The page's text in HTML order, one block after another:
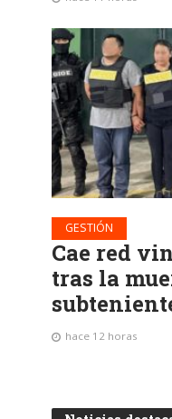
GESTIÓN
Cae red
tras la
hace 12 horas